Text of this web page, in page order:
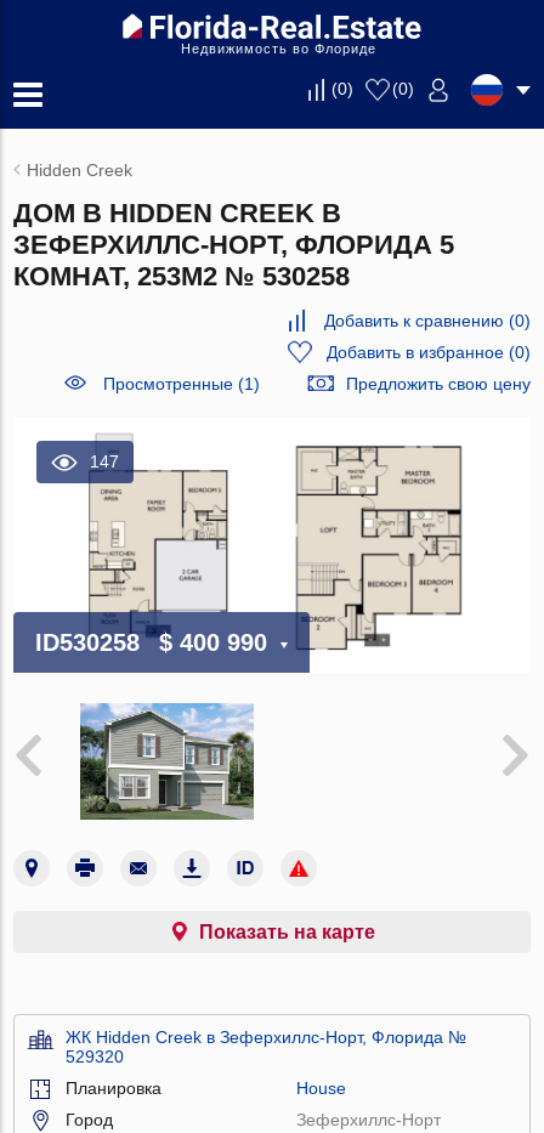
Недвижимость во Флориде
(0) (0)
Hidden Creek
ДОМ В HIDDEN CREEK В
ЗЕФЕРХИЛЛС-НОРТ, ФЛОРИДА 5
КОМНАТ, 253М2 № 530258
Добавить к сравнению (0)
Добавить в избранное(0)
Просмотренные (1)
Предложить свою цену
147
ID530258 $ 400 990
Показать на карте
ЖК Hidden Creek в Зеферхиллс-Норт, Флорида №
529320
Планировка
House
Город
Зеферхиллс-Норт